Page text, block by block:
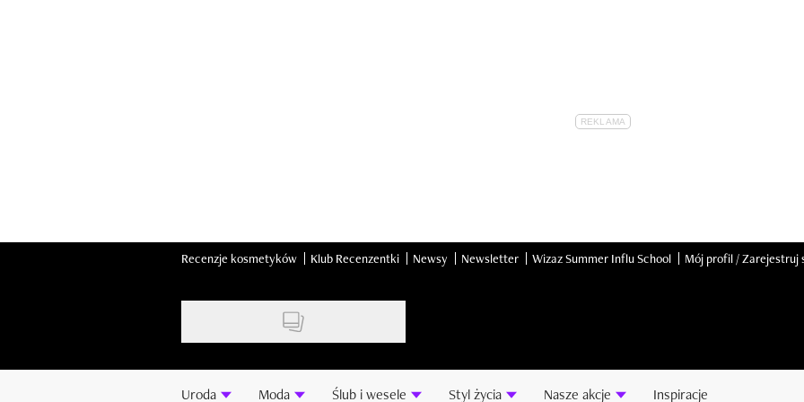
Recenzje kosmetyków Klub Recenzentki Newsy Newsletter Wizaz Summer Influ School Mój profil / Zarejestruj
Uroda Moda Ślub i wesele Styl życia Nasze akcje Inspiracje